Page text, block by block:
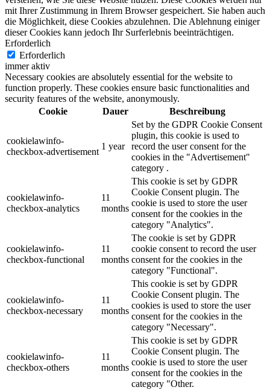
mit Ihrer Zustimmung in Ihrem Browser gespeichert. Sie haben auch
die Möglichkeit, diese Cookies abzulehnen. Die Ablehnung einiger
dieser Cookies kann jedoch Ihr Surferlebnis beeinträchtigen.
Erforderlich
Erforderlich
immer aktiv
Necessary cookies are absolutely essential for the website to
function properly. These cookies ensure basic functionalities and
security features of the website, anonymously.
Cookie
Dauer Beschreibung
cookielawinfo-
checkbox-advertisement
1 year
Set by the GDPR Cookie Consent
plugin, this cookie is used to
record the user consent for the
cookies in the "Advertisement"
category .
cookielawinfo-
checkbox-analytics
11
months
This cookie is set by GDPR
Cookie Consent plugin. The
cookie is used to store the user
consent for the cookies in the
category "Analytics".
cookielawinfo-
checkbox-functional
11
months
The cookie is set by GDPR
cookie consent to record the user
consent for the cookies in the
category "Functional".
cookielawinfo-
checkbox-necessary
11
months
This cookie is set by GDPR
Cookie Consent plugin. The
cookies is used to store the user
consent for the cookies in the
category "Necessary".
cookielawinfo-
checkbox-others
11
months
This cookie is set by GDPR
Cookie Consent plugin. The
cookie is used to store the user
consent for the cookies in the
category "Other.